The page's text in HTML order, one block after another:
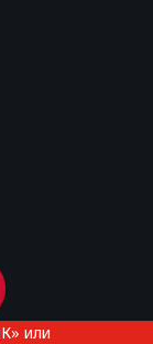
или